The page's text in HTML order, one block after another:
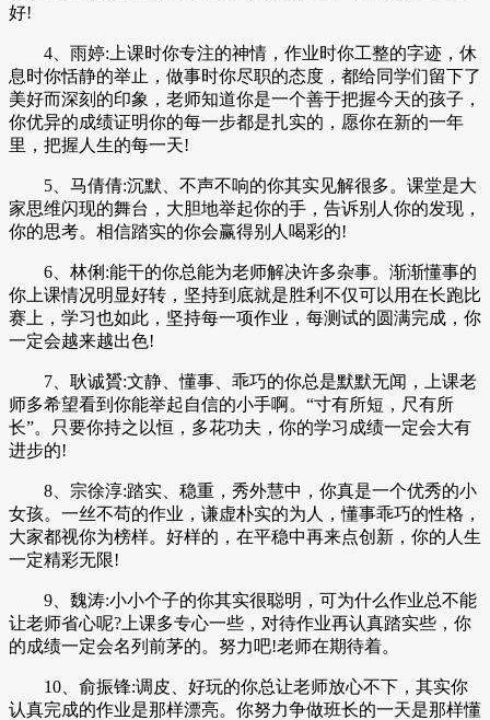
好!
4、雨婷:上课时你专注的神情，作业时你工整的字迹，休
息时你恬静的举止，做事时你尽职的态度，都给同学们留下了
美好而深刻的印象，老师知道你是一个善于把握今天的孩子，
你优异的成绩证明你的每一步都是扎实的，愿你在新的一年
里，把握人生的每一天!
5、马倩倩:沉默、不声不响的你其实见解很多。课堂是大
家思维闪现的舞台，大胆地举起你的手，告诉别人你的发现，
你的思考。相信踏实的你会赢得别人喝彩的!
6、林俐:能干的你总能为老师解决许多杂事。渐渐懂事的
你上课情况明显好转，坚持到底就是胜利不仅可以用在长跑比
赛上，学习也如此，坚持每一项作业，每测试的圆满完成，你
一定会越来越出色!
7、耿诚贇:文静、懂事、乖巧的你总是默默无闻，上课老
师多希望看到你能举起自信的小手啊。“寸有所短，尺有所
长”。只要你持之以恒，多花功夫，你的学习成绩一定会大有
进步的!
8、宗徐淳:踏实、稳重，秀外慧中，你真是一个优秀的小
女孩。一丝不苟的作业，谦虚朴实的为人，懂事乖巧的性格，
大家都视你为榜样。好样的，在平稳中再来点创新，你的人生
一定精彩无限!
9、魏涛:小小个子的你其实很聪明，可为什么作业总不能
让老师省心呢?上课多专心一些，对待作业再认真踏实些，你
的成绩一定会名列前茅的。努力吧!老师在期待着。
10、俞振锋:调皮、好玩的你总让老师放心不下，其实你
认真完成的作业是那样漂亮。你努力争做班长的一天是那样懂